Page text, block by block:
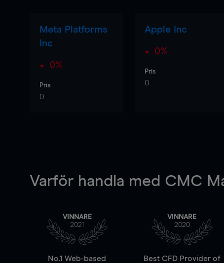
Meta Platforms
Inc
0%
Pris
0
Apple Inc
0%
Pris
0
Varför handla med CMC
VINNARE
2021
No.1 Web-based
VINNARE
2020
Best CFD Provider of